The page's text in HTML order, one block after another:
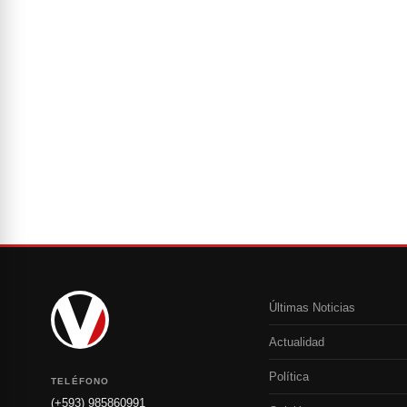
TELÉFONO
(+593) 985860991
Últimas Noticias
Actualidad
Política